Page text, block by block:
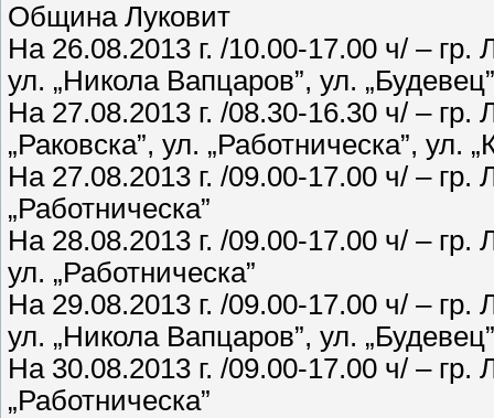
Община Луковит
На 26.08.2013 г. /10.00-17.00 ч/ –
ул. „Никола Вапцаров”, ул.
На 27.08.2013 г. /08.30-16.30 ч/ – гр.
„Раковска”, ул. „Работническа”, ул.
На 27.08.2013 г. /09.00-17.00 ч/ – гр.
„Работническа”
На 28.08.2013 г. /09.00-17.00 ч/ – гр.
ул. „Работническа”
На 29.08.2013 г. /09.00-17.00 ч/ –
ул. „Никола Вапцаров”, ул.
На 30.08.2013 г. /09.00-17.00 ч/ – гр.
„Работническа”